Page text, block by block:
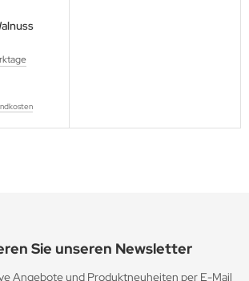
Sie unseren Newsletter
Angebote und Produktneuheiten per E-Mail